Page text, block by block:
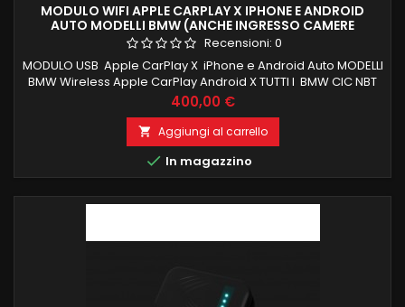
MODULO WIFI APPLE CARPLAY X IPHONE E ANDROID
AUTO MODELLI BMW (ANCHE INGRESSO CAMERE
POSTERIORE E ANTERIORE)
Recensioni: 0
MODULO USB Apple CarPlay X iPhone e Android Auto MODELLI
BMW Wireless Apple CarPlay Android X TUTTI I BMW CIC NBT
System Series 1 2 3 4 5 7 X1 X3 X4 X5 X6 X7 Mini I3
OBBLIGATORIO INGRESSO AUX
Prezzo
400,00 €
 Aggiungi al carrello
 In magazzino